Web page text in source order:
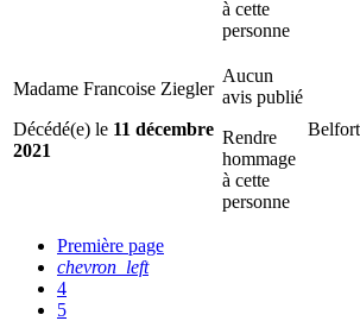
à cette
personne
Madame Francoise Ziegler
Décédé(e) le 11 décembre
2021
Aucun
avis publié
Rendre
hommage
à cette
personne
Première page
chevron_left
4
5